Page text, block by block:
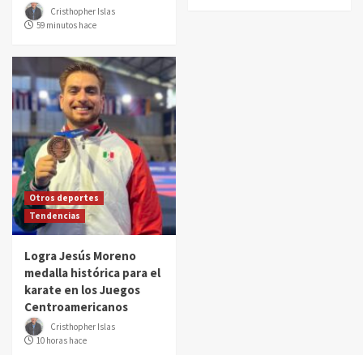
Cristhopher Islas
59 minutos hace
Otros deportes
Tendencias
Logra Jesús Moreno
medalla histórica para el
karate en los Juegos
Centroamericanos
Cristhopher Islas
10 horas hace